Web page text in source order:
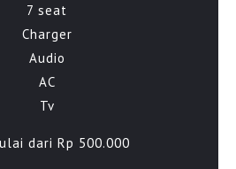
7 seat
Charger
Audio
AC
Tv
dari Rp 500.000